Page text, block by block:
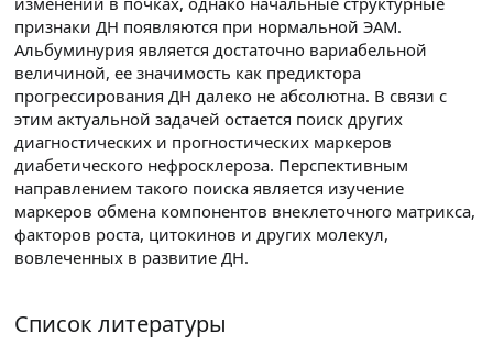
признаки ДН появляются при нормальной ЭАМ.
Альбуминурия является достаточно вариабельной
величиной, ее значимость как предиктора
прогрессирования ДН далеко не абсолютна. В связи с
этим актуальной задачей остается поиск других
диагностических и прогностических маркеров
диабетического нефросклероза. Перспективным
направлением такого поиска является изучение
маркеров обмена компонентов внеклеточного матрикса,
факторов роста, цитокинов и других молекул,
вовлеченных в развитие ДН.
Список литературы